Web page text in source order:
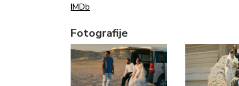
IMDb
Fotografije